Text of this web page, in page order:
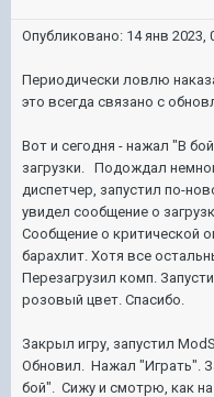
Опубликовано: 14 янв 2023,
Периодически ловлю
это всегда связано с
Вот и сегодня - нажал "В
загрузки. Подождал
диспетчер, запустил по-
увидел сообщение о
Сообщение о
барахлит. Хотя все
Перезагрузил комп.
розовый цвет. Спасибо.
Закрыл игру, запустил
Обновил. Нажал "Играть".
бой". Сижу и смотрю, как